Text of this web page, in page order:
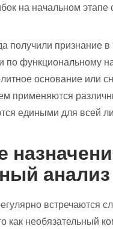
на начальном этапе
получили признание
по функциональному
основание или
применяются
едиными для всей
анализ
встречаются
как необязательный